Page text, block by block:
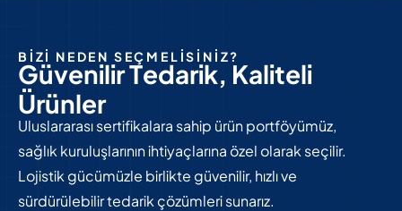
BİZİ NEDEN SEÇMELİSİNİZ?
GüvenilirTedarik, Kaliteli
Ürünler
Uluslararası sertifikalara sahip ürün portföyümüz,
sağlık kuruluşlarının ihtiyaçlarına özel olarak seçilir.
Lojistik gücümüzle birlikte güvenilir, hızlı ve
sürdürülebilir tedarik çözümleri sunarız.